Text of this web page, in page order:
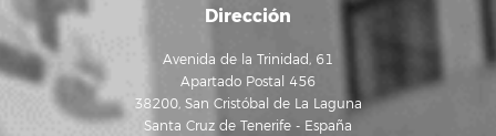
Dirección
Avenida de la Trinidad, 61
Apartado Postal 456
38200, San Cristóbal de La Laguna
Santa Cruz de Tenerife - España